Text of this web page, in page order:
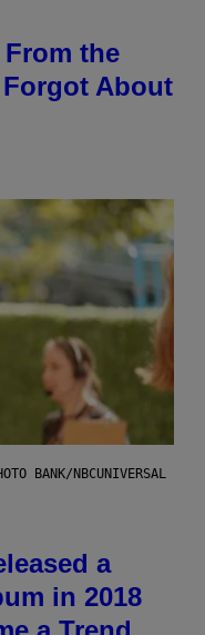
the
About
BANK/NBCUNIVERSAL
a
in 2018